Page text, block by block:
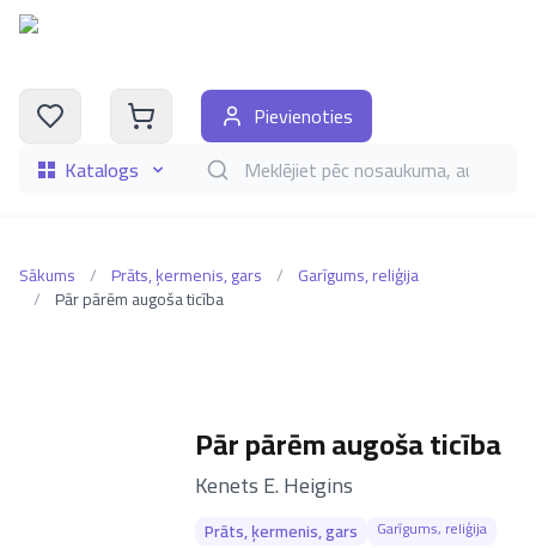
Katalogs Meklēt grāmatas pēc nosaukuma, autora,
Pievienoties
Sākums / Prāts, ķermenis, gars / Garīgums, reliģija
/ Pār pārēm augoša ticība
Pār pārēm augoša ticība
–
Kenets E. Heigins
Prāts, ķermenis, gars Garīgums, reliģija